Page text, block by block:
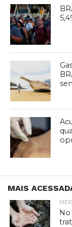
MAIS
No